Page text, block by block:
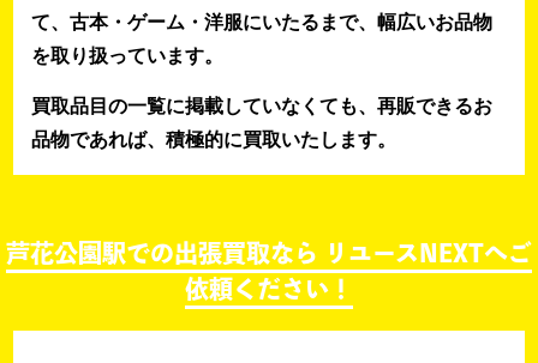
て、古本・ゲーム・洋服にいたるまで、幅広いお品物
を取り扱っています。
買取品目の一覧に掲載していなくても、再販できるお
品物であれば、積極的に買取いたします。
芦花公園駅での出張買取なら リユースNEXTへご
依頼ください！